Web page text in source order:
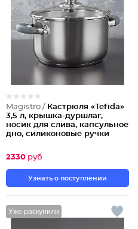
Magistro / Кастрюля «Tefida»
3,5 л, крышка-дуршлаг,
носик для слива, капсульное
дно, силиконовые ручки
2330 руб
Узнать о поступлении
Уже раскупили